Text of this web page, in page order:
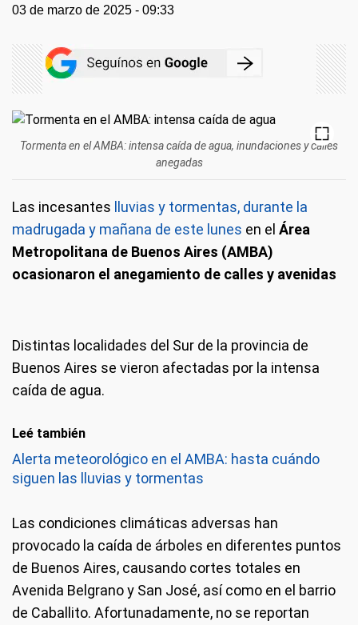
03 de marzo de 2025 - 09:33
Tormenta en el AMBA: intensa caída de agua, inundaciones y calles
anegadas
Las incesantes lluvias y tormentas, durante la
madrugada y mañana de este lunes en el Área
Metropolitana de Buenos Aires (AMBA)
ocasionaron el anegamiento de calles y avenidas
Distintas localidades del Sur de la provincia de
Buenos Aires se vieron afectadas por la intensa
caída de agua.
Leé también
Alerta meteorológico en el AMBA: hasta cuándo
siguen las lluvias y tormentas
Las condiciones climáticas adversas han
provocado la caída de árboles en diferentes puntos
de Buenos Aires, causando cortes totales en
Avenida Belgrano y San José, así como en el barrio
de Caballito. Afortunadamente, no se reportan